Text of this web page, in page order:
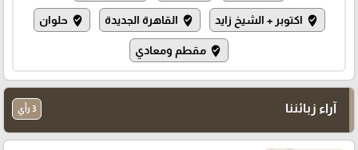
where_to_vote اكتوبر + الشيخ زايد where_to_vote القاهرة الجديدة where_to_vote حلوان
where_to_vote مقطم ومعادي
آراء زبائننا 3 رأي